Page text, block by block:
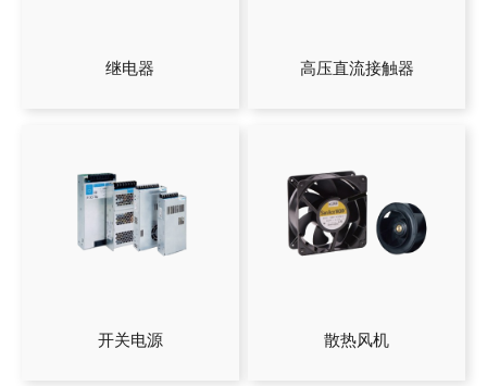
继电器 高压直流接触器
开关电源 散热风机